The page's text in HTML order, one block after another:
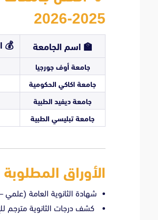
2025-2026
🏫 اسم الجامعة 💰
جامعة أوف جورجيا
جامعة اكاكي الحكومية
جامعة ديفيد الطبية
جامعة تبليسي الطبية
الأوراق
شهادة الثانوية العامة (علمي
كشف درجات الثانوية مترجم